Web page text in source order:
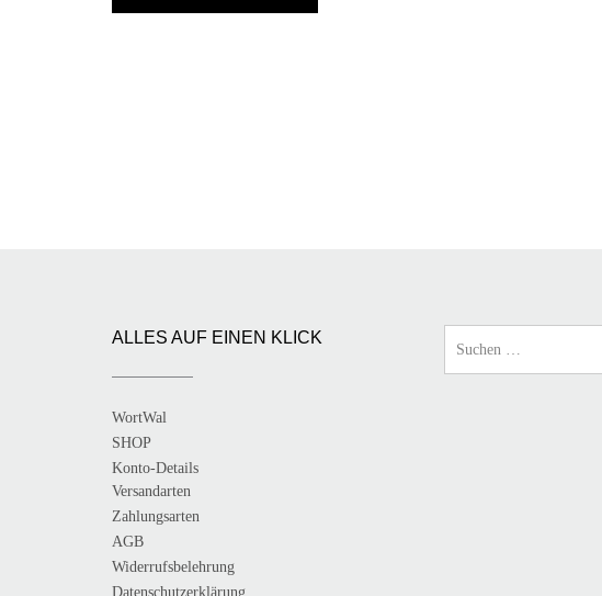
ALLES AUF EINEN KLICK
WortWal
SHOP
Konto-Details
Versandarten
Zahlungsarten
AGB
Widerrufsbelehrung
Datenschutzerklärung